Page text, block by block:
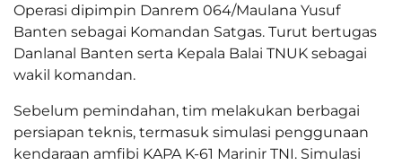
Operasi dipimpin Danrem 064/Maulana Yusuf
Banten sebagai Komandan Satgas. Turut bertugas
Danlanal Banten serta Kepala Balai TNUK sebagai
wakil komandan.
Sebelum pemindahan, tim melakukan berbagai
persiapan teknis, termasuk simulasi penggunaan
kendaraan amfibi KAPA K-61 Marinir TNI. Simulasi